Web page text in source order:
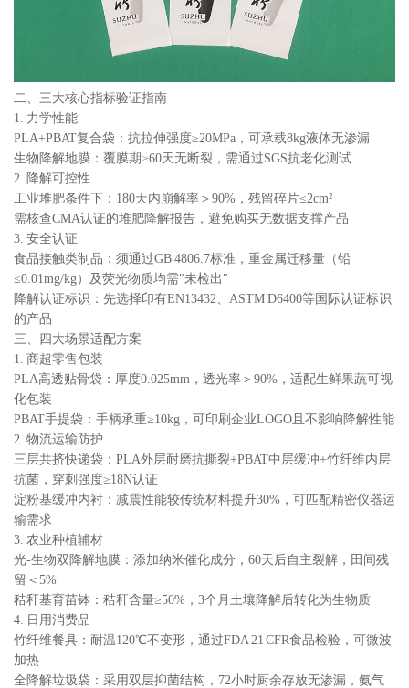
二、三大核心指标验证指南
1. 力学性能
PLA+PBAT复合袋：抗拉伸强度≥20MPa，可承载8kg液体无渗漏
生物降解地膜：覆膜期≥60天无断裂，需通过SGS抗老化测试
2. 降解可控性
工业堆肥条件下：180天内崩解率＞90%，残留碎片≤2cm²
需核查CMA认证的堆肥降解报告，避免购买无数据支撑产品
3. 安全认证
食品接触类制品：须通过GB 4806.7标准，重金属迁移量（铅
≤0.01mg/kg）及荧光物质均需"未检出"
降解认证标识：先选择印有EN13432、ASTM D6400等国际认证标识
的产品
三、四大场景适配方案
1. 商超零售包装
PLA高透贴骨袋：厚度0.025mm，透光率＞90%，适配生鲜果蔬可视
化包装
PBAT手提袋：手柄承重≥10kg，可印刷企业LOGO且不影响降解性能
2. 物流运输防护
三层共挤快递袋：PLA外层耐磨抗撕裂+PBAT中层缓冲+竹纤维内层
抗菌，穿刺强度≥18N认证
淀粉基缓冲内衬：减震性能较传统材料提升30%，可匹配精密仪器运
输需求
3. 农业种植辅材
光-生物双降解地膜：添加纳米催化成分，60天后自主裂解，田间残
留＜5%
秸秆基育苗钵：秸秆含量≥50%，3个月土壤降解后转化为生物质
4. 日用消费品
竹纤维餐具：耐温120℃不变形，通过FDA 21 CFR食品检验，可微波
加热
全降解垃圾袋：采用双层抑菌结构，72小时厨余存放无渗漏，氨气